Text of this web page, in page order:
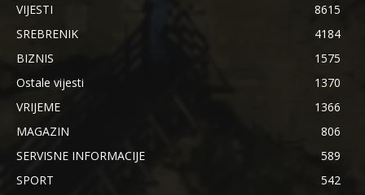
VIJESTI
8615
SREBRENIK
4184
BIZNIS
1575
Ostale vijesti
1370
VRIJEME
1366
MAGAZIN
806
SERVISNE INFORMACIJE
589
SPORT
542